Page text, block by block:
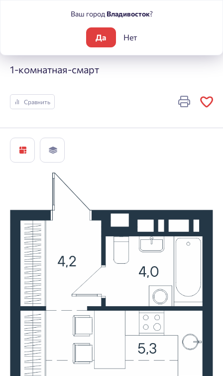
ЮГ на Беляева
1-комнатная-смарт
Сравнить
Ваш город Владивосток?
Да Нет